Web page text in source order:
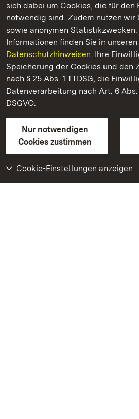
sich dabei um Cookies, die für den
notwendig sind. Zudem nutzen wir
sowie anonymen Statistikzwecken.
Informationen finden Sie in unseren
Datenschutzhinweisen. Ihre
Speicherung der Cookies und den
nach § 25 Abs. 1 TTDSG, die
Datenverarbeitung nach Art. 6
DSGVO.
Nur notwendigen
Cookies zustimmen
Cookie-Einstellungen anzeigen
Staatliche Schlösser und Gärten
Staatliche Schlösser und Gärten
Kontakt
GebärdenspracheLeichte Sprache
Erklärung zur Barrierefreiheit
BITV-konform (geprüfte Seiten)
Weiteres